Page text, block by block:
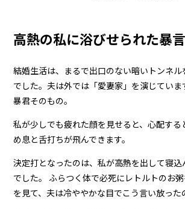
高熱の私に浴びせられた暴言
結婚生活は、まるで出口のない暗いトンネル
でした。夫は外では「愛妻家」を演じてい
暴君そのもの。
私が少しでも疲れた顔を見せると、心配する
め息と舌打ちが飛んできます。
決定打となったのは、私が高熱を出して寝込
でした。 ふらつく体で必死にレトルトのお
を見て、夫は冷ややかな目でこう言い放った